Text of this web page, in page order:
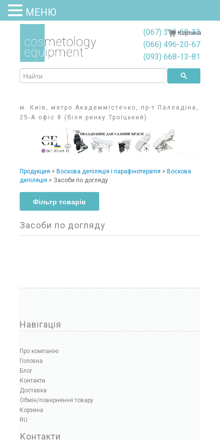
Корзина
м. Київ, метро Академмістечко, пр-т Палладіна,
25-А офіс 8 (біля ринку Троїцький)
(067) 313-69-33
(066) 496-20-67
(093) 668-13-81
Продукция > Воскова депіляція і парафінотерапія > Воскова
депіляція > Засоби по догляду
Фільтр товарів
Фільтр товарів
Медичне обладнання
Хірургія
Відсмоктувачі хірургічні
Фізіотерапія
Інвалідні візки
Милиці та палиці
Кисневе обладнання
Кисневі концентратори
Кардіологія
Засоби по догляду
Навігація
Про компанію
Головна
Блог
Контакти
Доставка
Обмін/повернення товару
Корзина
RU
Контакти
МЕНЮ